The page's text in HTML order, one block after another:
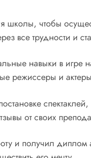
школы, чтобы
трудности и
навыки в игре
режиссеры и
от своих
и получил диплом